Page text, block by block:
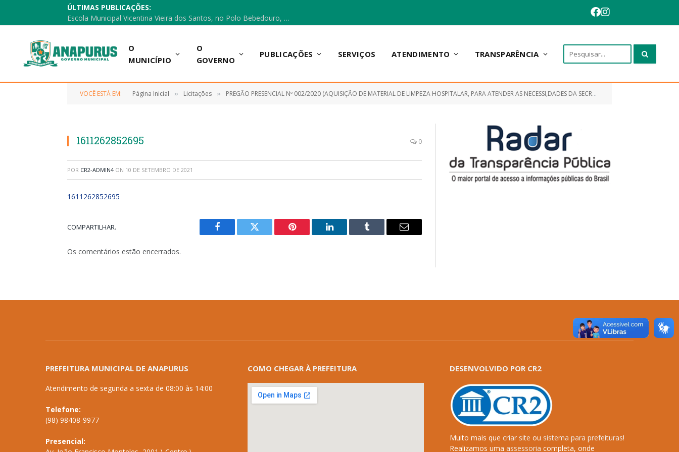
ÚLTIMAS PUBLICAÇÕES:
Escola Municipal Vicentina Vieira dos Santos, no Polo Bebedouro, recebeu materiais para a implantação do Cantinho da Leitura e da Sala Multidisciplinar.
O
MUNICÍPIO
O
GOVERNO
PUBLICAÇÕES SERVIÇOS ATENDIMENTO TRANSPARÊNCIA
VOCÊ ESTÁ EM: Página Inicial » Licitações » PREGÃO PRESENCIAL Nº 002/2020 (AQUISIÇÃO DE MATERIAL DE LIMPEZA HOSPITALAR, PARA ATENDER AS NECESSl,DADES DA SECRETARIA MUNICIPAL DE SAÚDE DE INTERESSE DO MUNICÍPIO DE SANTA QUITÉRIA/MA)
1611262852695 0
POR CR2-ADMIN4 ON 10 DE SETEMBRO DE 2021
1611262852695
COMPARTILHAR.
Facebook Twitter Pinterest LinkedIn Tumblr
E-
Os comentários estão encerrados.
PREFEITURA MUNICIPAL DE ANAPURUS
Atendimento de segunda a sexta de 08:00 às 14:00
Telefone:
(98) 98408-9977
Presencial:
COMO CHEGAR À PREFEITURA DESENVOLVIDO POR CR2
Muito mais que criar site ou sistema para prefeituras!
Realizamos uma assessoria completa, onde